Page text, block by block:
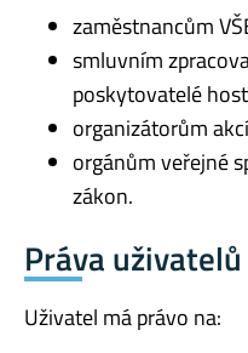
zaměstnancům
smluvním
poskytovatelé
organizátorům
orgánům veřejné
zákon.
Práva uživatelů
Uživatel má právo na: